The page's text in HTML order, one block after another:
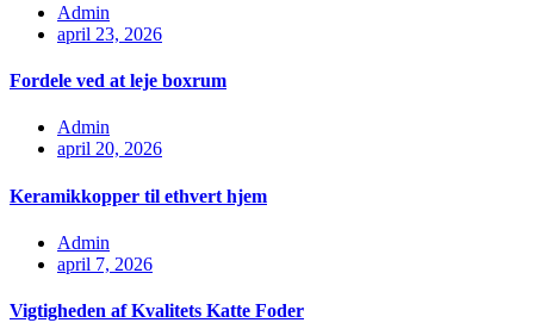
Admin
april 23, 2026
Fordele ved at leje boxrum
Admin
april 20, 2026
Keramikkopper til ethvert hjem
Admin
april 7, 2026
Vigtigheden af Kvalitets Katte Foder